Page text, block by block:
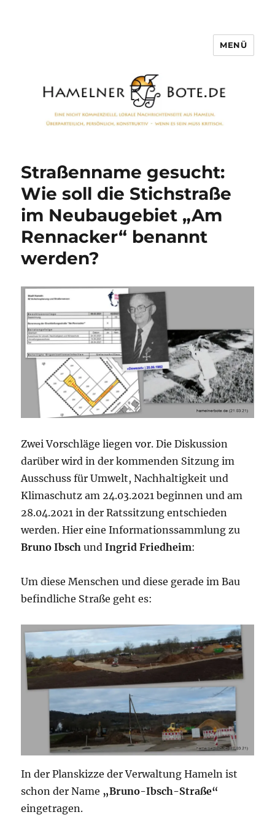
MENÜ
Straßenname gesucht:
Wie soll die Stichstraße
im Neubaugebiet „Am
Rennacker“ benannt
werden?
Zwei Vorschläge liegen vor. Die Diskussion
darüber wird in der kommenden Sitzung im
Ausschuss für Umwelt, Nachhaltigkeit und
Klimaschutz am 24.03.2021 beginnen und am
28.04.2021 in der Ratssitzung entschieden
werden. Hier eine Informationssammlung zu
Bruno Ibsch undIngrid Friedheim:
Um diese Menschen und diese gerade im Bau
befindliche Straße geht es:
In der Planskizze der Verwaltung Hameln ist
schon der Name „Bruno-Ibsch-Straße“
eingetragen.